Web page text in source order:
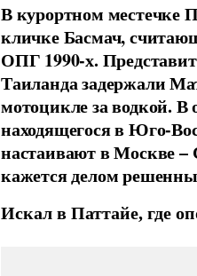
В курортном местечке
кличке Басмач,
ОПГ 1990-х.
Таиланда задержали
мотоцикле за водкой. В
находящегося в Юго-
настаивают в Москве –
кажется делом
Искал в Паттайе, где